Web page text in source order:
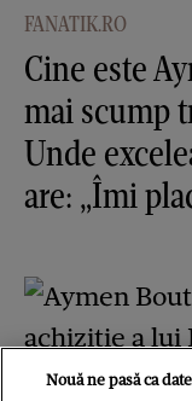
FANATIK.RO
Cine este
mai scump
Unde
are: „Îmi
Nouă ne pasă ca